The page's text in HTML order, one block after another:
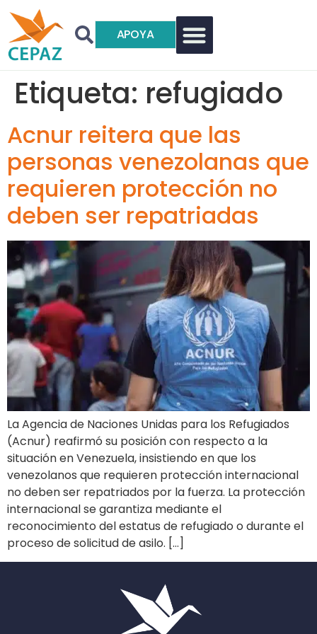
APOYA
Etiqueta: refugiado
Acnur reitera que las
personas venezolanas que
requieren protección no
deben ser repatriadas
La Agencia de Naciones Unidas para los Refugiados
(Acnur) reafirmó su posición con respecto a la
situación en Venezuela, insistiendo en que los
venezolanos que requieren protección internacional
no deben ser repatriados por la fuerza. La protección
internacional se garantiza mediante el
reconocimiento del estatus de refugiado o durante el
proceso de solicitud de asilo. […]